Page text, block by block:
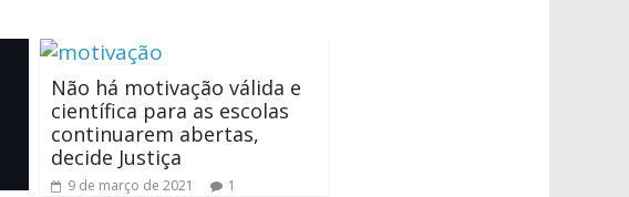
Não há motivação válida e
científica para as escolas
continuarem abertas,
decide Justiça
9 de março de 2021 1